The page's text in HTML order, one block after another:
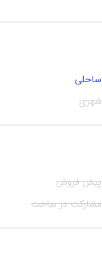
ساحلی
شهری
پیش فروش
مشارکت در ساخت